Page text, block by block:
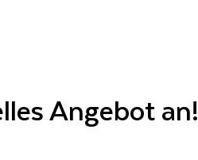
Angebot an!